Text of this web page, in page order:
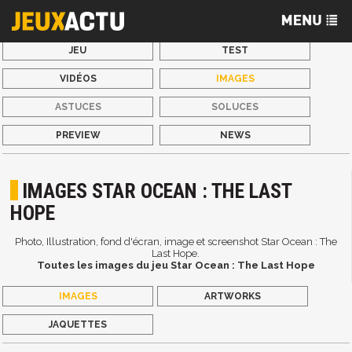
JEU TEST
VIDÉOS IMAGES
ASTUCES SOLUCES
PREVIEW NEWS
IMAGES STAR OCEAN : THE LAST
HOPE
Photo, Illustration, fond d'écran, image et screenshot Star Ocean : The
Last Hope.
Toutes les images du jeu Star Ocean : The Last Hope
IMAGES ARTWORKS
JAQUETTES